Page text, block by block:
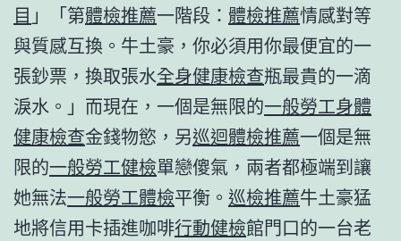
目 」「第體檢推薦一階段： 體檢推薦情感對等
與質感互換。牛土豪，你必須用你最便宜的一
張鈔票，換取張水全身健康檢查瓶最貴的一滴
淚水。」而現在，一個是無限的一般勞工身體
健康檢查金錢物慾，另巡迴體檢推薦一個是無
限的一般勞工健檢單戀傻氣，兩者都極端到讓
她無法一般勞工體檢平衡。 巡檢推薦牛土豪猛
地將信用卡插進咖啡行動健檢館門口的一台老